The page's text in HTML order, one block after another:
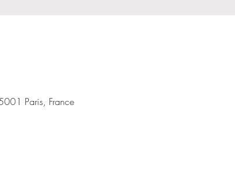
Paris, France